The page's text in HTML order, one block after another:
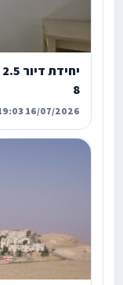
8
16/07/2026 19:03